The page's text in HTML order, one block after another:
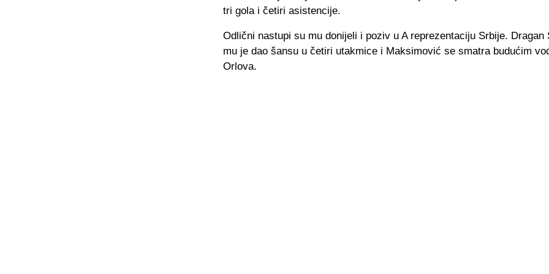
tri gola i četiri asistencije.
Odlični nastupi su mu donijeli i poziv u A reprezentaciju Srbije. Dragan
mu je dao šansu u četiri utakmice i Maksimović se smatra budućim
Orlova.